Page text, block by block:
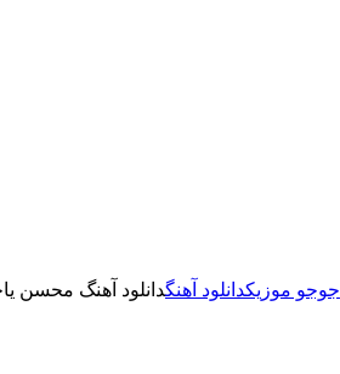
جوجو موزیکدانلود آهنگدانلود آهنگ محسن